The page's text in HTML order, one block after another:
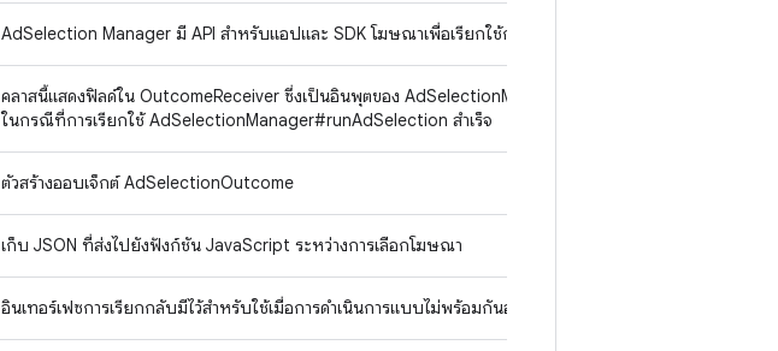
AdSelection Manager มี API สําหรับแอปและ SDK โฆษณาเพื่อเรียกใช้กระบวนการเลือกโฆษณา รวมถึงรายงา
คลาสนี้แสดงฟิลด์ใน OutcomeReceiver ซึ่งเป็นอินพุตของ AdSelectionManager#runAdSelection ใน
ในกรณีที่การเรียกใช้ AdSelectionManager#runAdSelection สำเร็จ
ตัวสร้างออบเจ็กต์ AdSelectionOutcome
เก็บ JSON ที่ส่งไปยังฟังก์ชัน JavaScript ระหว่างการเลือกโฆษณา
อินเทอร์เฟซการเรียกกลับมีไว้สำหรับใช้เมื่อการดำเนินการแบบไม่พร้อมกันอาจส่งผลให้การดำเนินการล้มเหลว